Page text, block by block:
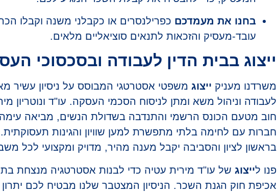
בחנו את מעמדכם כפרילנסרים או כקבלני משנה וקבלו
עובד-מעסיק והזכאות לתנאים סוציאליים מלאים.
ייצוג בבית הדין לעבודה ובסכסוכי
משרדנו מעניק ייצוג
לעבודה וניהול משא ומתן לניסוח הסכמי העסקה. עו"ד ונוטריון
חוב מטעם הכונס הרשמי והתנדבה בשדולת הנשים, מביאה
חברות עם לחימה בלתי מתפשרת למען שוויון והגינות
בראשון לציון והסביבה יקבל מענה מהיר, מדויק ומקצועי לכל
פנו לייצוג של עו"ד מירית עטיה כדי לבנות אסטרטגיה מנצחת
אכיפת חוק הגנת השכר. הניסיון המצטבר שלנו מבטיח לכם